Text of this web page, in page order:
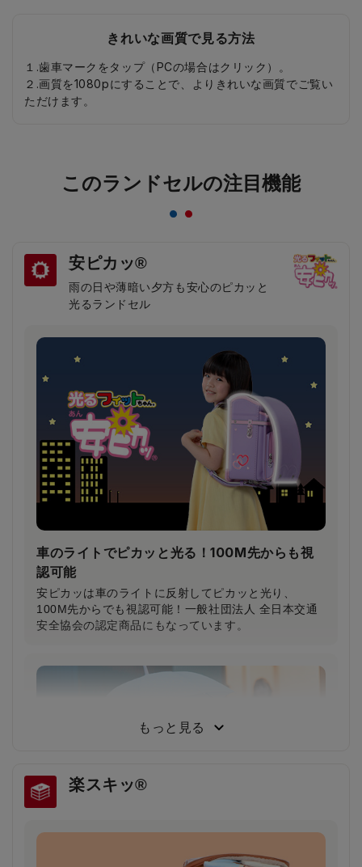
きれいな画質で見る方法
１.歯車マークをタップ（PCの場合はクリック）。
２.画質を1080pにすることで、よりきれいな画質でご覧い
ただけます。
このランドセルの注目機能
安ピカッ®
雨の日や薄暗い夕方も安心のピカッと
光るランドセル
車のライトでピカッと光る！100M先からも視
認可能
安ピカッは車のライトに反射してピカッと光り、
100M先からでも視認可能！一般社団法人 全日本交通
安全協会の認定商品にもなっています。
もっと見る
楽スキッ®